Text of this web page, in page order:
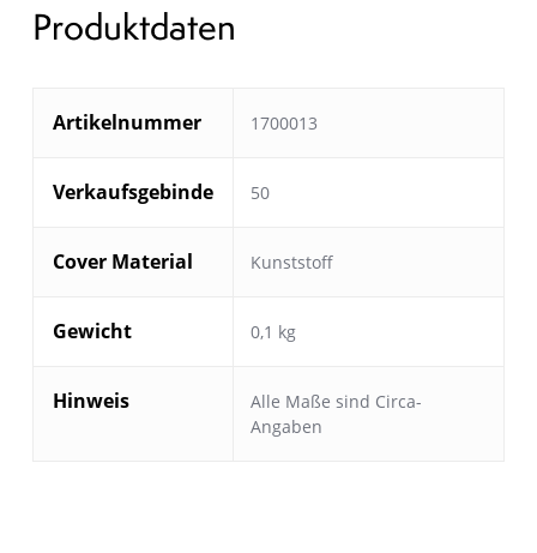
Produktdaten
Artikelnummer 1700013
Verkaufsgebinde 50
Cover Material Kunststoff
Gewicht 0,1 kg
Hinweis
Alle Maße sind Circa-
Angaben